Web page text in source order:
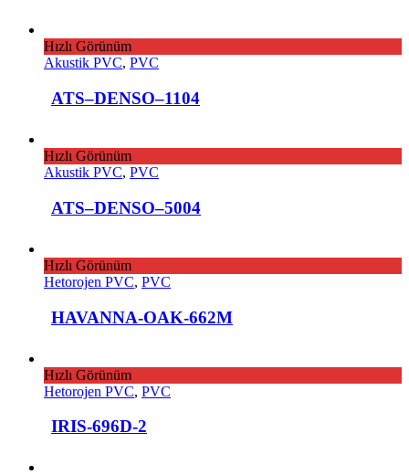
Hızlı Görünüm
Akustik PVC, PVC
ATS–DENSO–1104
Hızlı Görünüm
Akustik PVC, PVC
ATS–DENSO–5004
Hızlı Görünüm
Hetorojen PVC, PVC
HAVANNA-OAK-662M
Hızlı Görünüm
Hetorojen PVC, PVC
IRIS-696D-2